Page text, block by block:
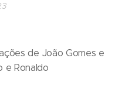
de João Gomes e
e Ronaldo